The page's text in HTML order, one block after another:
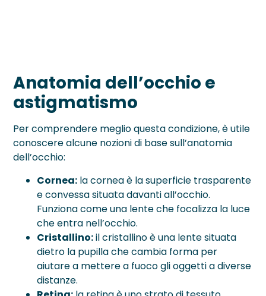
Anatomia dell’occhio e
astigmatismo
Per comprendere meglio questa condizione, è utile
conoscere alcune nozioni di base sull’anatomia
dell’occhio:
Cornea: la cornea è la superficie trasparente
e convessa situata davanti all’occhio.
Funziona come una lente che focalizza la luce
che entra nell’occhio.
Cristallino:il cristallino è una lente situata
dietro la pupilla che cambia forma per
aiutare a mettere a fuoco gli oggetti a diverse
distanze.